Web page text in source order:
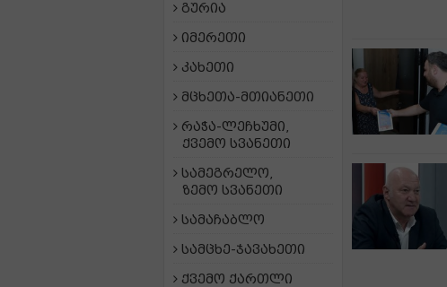
გურია
იმერეთი
კახეთი
მცხეთა-მთიანეთი
რაჭა-ლეჩხუმი,
ქვემო სვანეთი
სამეგრელო,
ზემო სვანეთი
სამაჩაბლო
სამცხე-ჯავახეთი
ქვემო ქართლი